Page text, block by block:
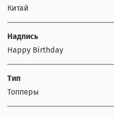
Китай
Надпись
Happy Birthday
Тип
Топперы